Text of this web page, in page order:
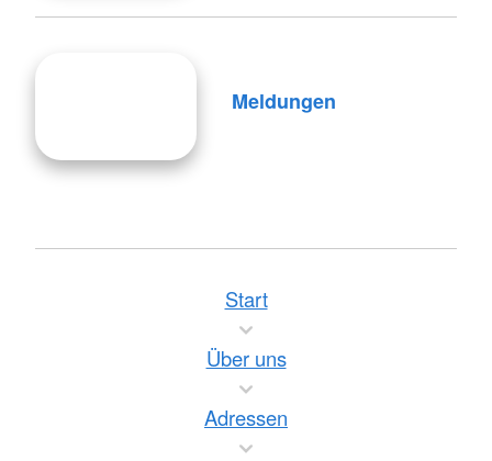
Meldungen
Start
Über uns
Adressen